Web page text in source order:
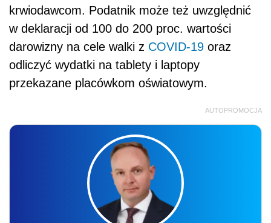
krwiodawcom. Podatnik może też uwzględnić
w deklaracji od 100 do 200 proc. wartości
darowizny na cele walki z COVID-19 oraz
odliczyć wydatki na tablety i laptopy
przekazane placówkom oświatowym.
AUTOPROMOCJA